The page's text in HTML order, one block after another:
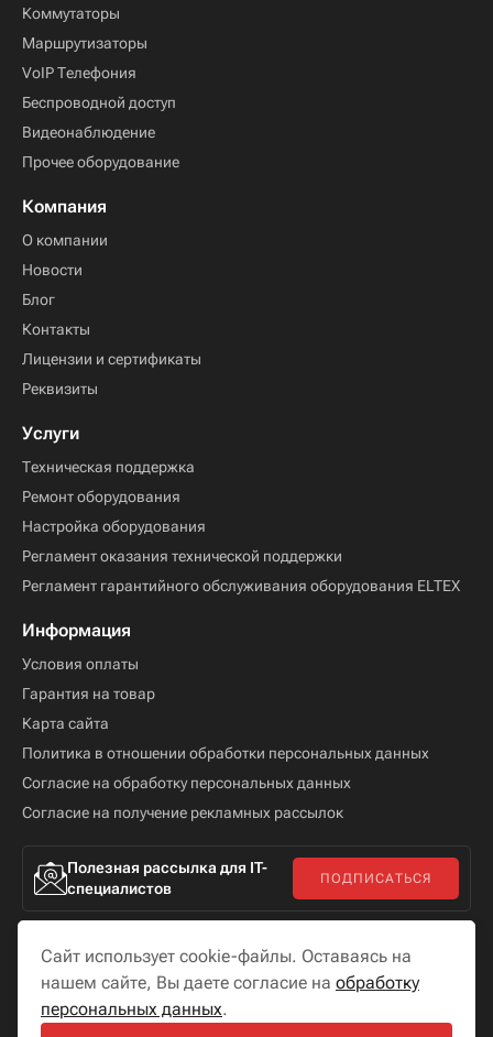
Коммутаторы
Маршрутизаторы
VoIP Телефония
Беспроводной доступ
Видеонаблюдение
Прочее оборудование
Компания
О компании
Новости
Блог
Контакты
Лицензии и сертификаты
Реквизиты
Услуги
Техническая поддержка
Ремонт оборудования
Настройка оборудования
Регламент оказания технической поддержки
Регламент гарантийного обслуживания оборудования ELTEX
Информация
Условия оплаты
Гарантия на товар
Карта сайта
Политика в отношении обработки персональных данных
Согласие на обработку персональных данных
Согласие на получение рекламных рассылок
Полезная рассылка для IT-
специалистов
ПОДПИСАТЬСЯ
Мы в соцсетях
Сайт использует cookie-файлы. Оставаясь на
нашем сайте, Вы даете согласие на обработку
персональных данных.